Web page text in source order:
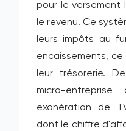
pour le versement
le revenu. Ce
leurs impôts au
encaissements,
leur trésorerie.
micro-
exonération de
dont le chiffre